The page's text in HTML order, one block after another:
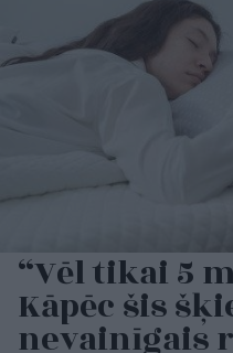
“Vēl tikai 5
Kāpēc šis
nevainīgais